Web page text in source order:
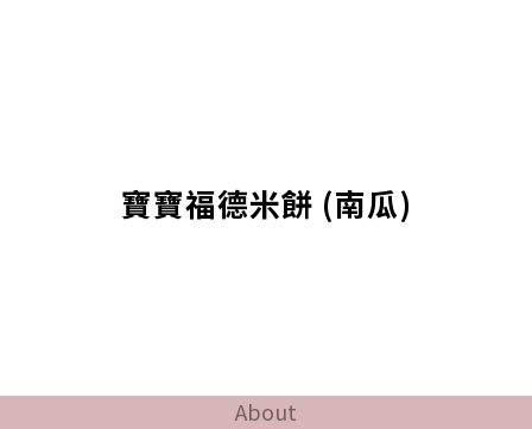
寶寶福德米餅 (南瓜)
About